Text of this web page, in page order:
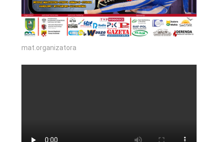
mat.organizatora